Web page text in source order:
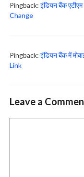
Pingback: इंडियन बैंक
Change
Pingback: इंडियन बैंक में
Link
Leave a